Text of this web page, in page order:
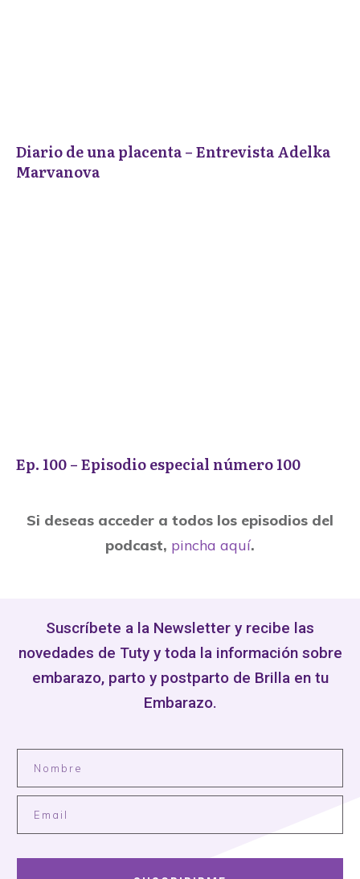
Diario de una placenta – Entrevista Adelka
Marvanova
Ep. 100 – Episodio especial número 100
Si deseas acceder a todos los episodios del
podcast, pincha aquí.
Suscríbete a la Newsletter y recibe las
novedades de Tuty y toda la información sobre
embarazo, parto y postparto de Brilla en tu
Embarazo.